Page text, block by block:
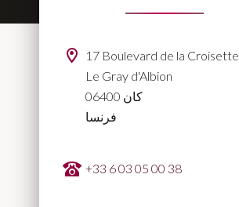
17 Boulevard de la Croisette
Le Gray d'Albion
06400 كان
فرنسا
+33 6 03 05 00 38